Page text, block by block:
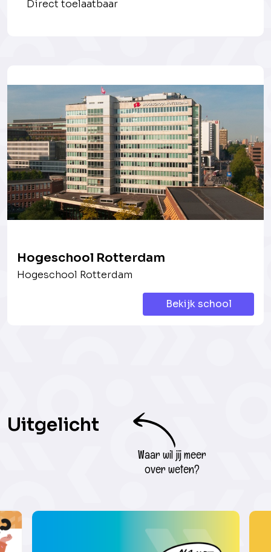
Direct toelaatbaar
Hogeschool Rotterdam
Hogeschool Rotterdam
Bekijk school
Uitgelicht
Waar wil jij meer
over weten?